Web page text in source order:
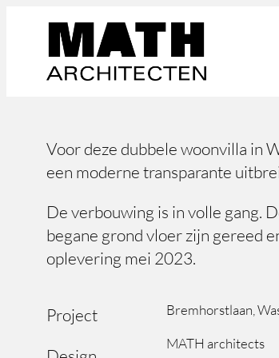
content
Voor deze dubbele woonvilla in
een moderne transparante
De verbouwing is in volle gang.
begane grond vloer zijn gereed
oplevering mei 2023.
Project
Bremhorstlaan,
MATH architects